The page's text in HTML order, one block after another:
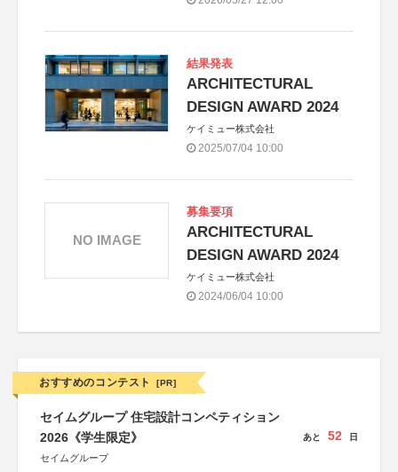
結果発表
ARCHITECTURAL
DESIGN AWARD 2024
ケイミュー株式会社
2025/07/04 10:00
募集要項
ARCHITECTURAL
DESIGN AWARD 2024
ケイミュー株式会社
2024/06/04 10:00
NO IMAGE
おすすめのコンテスト [PR]
セイムグループ 住宅設計コンペティション
2026《学生限定》
セイムグループ
あと 52 日